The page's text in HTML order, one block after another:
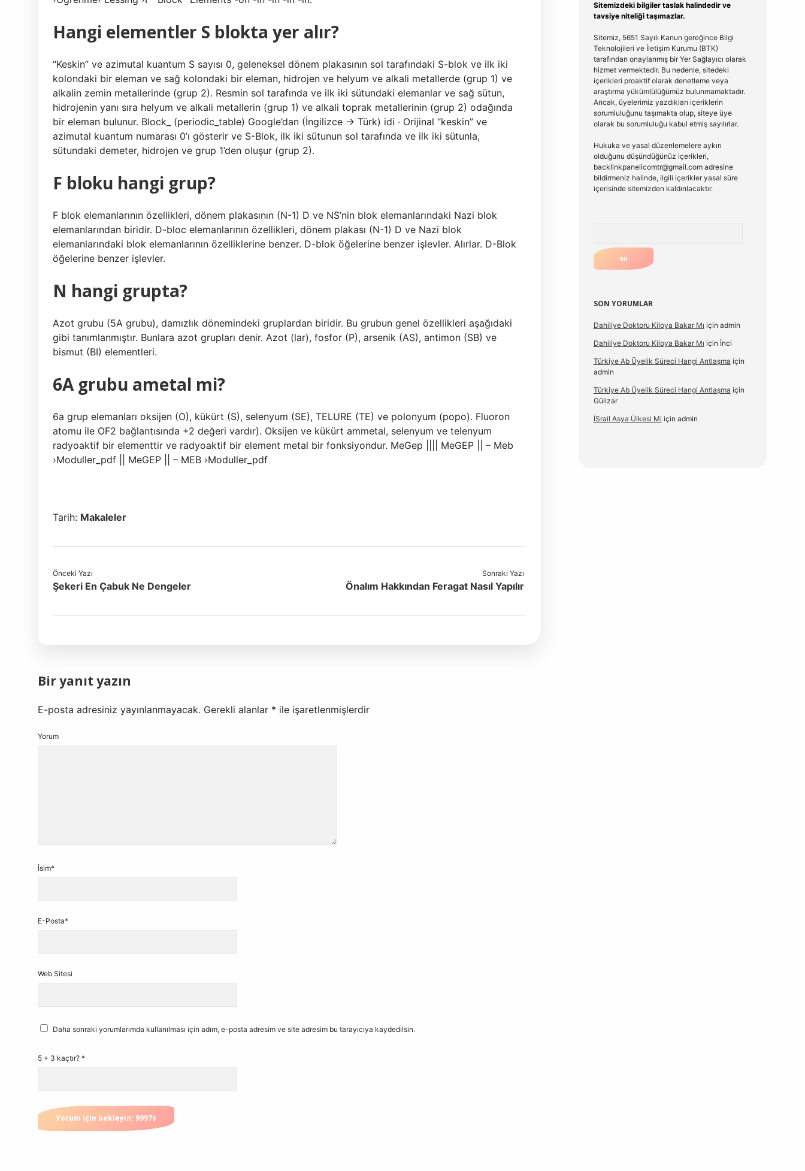
Hangi elementler S blokta yer alır?
“Keskin” ve azimutal kuantum S sayısı 0, geleneksel dönem plakasının sol tarafındaki S-blok ve ilk iki
kolondaki bir eleman ve sağ kolondaki bir eleman, hidrojen ve helyum ve alkali metallerde (grup 1) ve
alkalin zemin metallerinde (grup 2). Resmin sol tarafında ve ilk iki sütundaki elemanlar ve sağ sütun,
hidrojenin yanı sıra helyum ve alkali metallerin (grup 1) ve alkali toprak metallerinin (grup 2) odağında
bir eleman bulunur. Block_ (periodic_table) Google’dan (İngilizce → Türk) idi · Orijinal “keskin” ve
azimutal kuantum numarası 0’ı gösterir ve S-Blok, ilk iki sütunun sol tarafında ve ilk iki sütunla,
sütundaki demeter, hidrojen ve grup 1’den oluşur (grup 2).
F bloku hangi grup?
F blok elemanlarının özellikleri, dönem plakasının (N-1) D ve NS’nin blok elemanlarındaki Nazi blok
elemanlarından biridir. D-bloc elemanlarının özellikleri, dönem plakası (N-1) D ve Nazi blok
elemanlarındaki blok elemanlarının özelliklerine benzer. D-blok öğelerine benzer işlevler. Alırlar. D-Blok
öğelerine benzer işlevler.
N hangi grupta?
Azot grubu (5A grubu), damızlık dönemindeki gruplardan biridir. Bu grubun genel özellikleri aşağıdaki
gibi tanımlanmıştır. Bunlara azot grupları denir. Azot (lar), fosfor (P), arsenik (AS), antimon (SB) ve
bismut (BI) elementleri.
6A grubu ametal mi?
6a grup elemanları oksijen (O), kükürt (S), selenyum (SE), TELURE (TE) ve polonyum (popo). Fluoron
atomu ile OF2 bağlantısında +2 değeri vardır). Oksijen ve kükürt ammetal, selenyum ve telenyum
radyoaktif bir elementtir ve radyoaktif bir element metal bir fonksiyondur. MeGep |||| MeGEP || – Meb
›Moduller_pdf || MeGEP || – MEB ›Moduller_pdf
Tarih: Makaleler
Önceki Yazı
Şekeri En Çabuk Ne Dengeler
Sonraki Yazı
Önalım Hakkından Feragat Nasıl Yapılır
Bir yanıt yazın
E-posta adresiniz yayınlanmayacak. Gerekli alanlar * ile işaretlenmişlerdir
Yorum
İsim*
E-Posta*
Web Sitesi
Daha sonraki yorumlarımda kullanılması için adım, e-posta adresim ve site adresim bu tarayıcıya kaydedilsin.
5 + 3 kaçtır? *
Sitemizdeki bilgiler taslak halindedir ve
tavsiye niteliği taşımazlar.
Sitemiz, 5651 Sayılı Kanun gereğince Bilgi
Teknolojileri ve İletişim Kurumu (BTK)
tarafından onaylanmış bir Yer Sağlayıcı olarak
hizmet vermektedir. Bu nedenle, sitedeki
içerikleri proaktif olarak denetleme veya
araştırma yükümlülüğümüz bulunmamaktadır.
Ancak, üyelerimiz yazdıkları içeriklerin
sorumluluğunu taşımakta olup, siteye üye
olarak bu sorumluluğu kabul etmiş sayılırlar.
Hukuka ve yasal düzenlemelere aykırı
olduğunu düşündüğünüz içerikleri,
backlinkpanelicomtr@gmail.comadresine
bildirmeniz halinde, ilgili içerikler yasal süre
içerisinde sitemizden kaldırılacaktır.
SON YORUMLAR
Dahiliye Doktoru Kiloya Bakar Mı için admin
Dahiliye Doktoru Kiloya Bakar Mı için İnci
Türkiye Ab Üyelik Süreci Hangi Antlaşma için
admin
Türkiye Ab Üyelik Süreci Hangi Antlaşma için
Gülizar
İSrail Asya Ülkesi Mi için admin